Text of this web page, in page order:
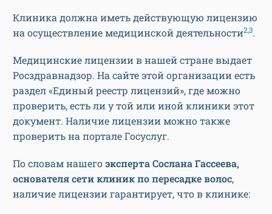
Клиника должна иметь действующую лицензию
на осуществление медицинской деятельности2,3.
Медицинские лицензии в нашей стране выдает
Росздравнадзор. На сайте этой организации есть
раздел «Единый реестр лицензий», где можно
проверить, есть ли у той или иной клиники этот
документ. Наличие лицензии можно также
проверить на портале Госуслуг.
По словам нашегоэксперта Сослана Гассеева,
основателя сети клиник по пересадке волос,
наличие лицензии гарантирует, что в клинике: